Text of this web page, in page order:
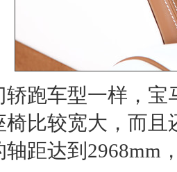
跑车型一样， 宝
椅比较宽大，而
轴距达到2968mm